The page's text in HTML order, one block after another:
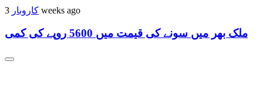
کاروبار 3 weeks ago
ملک بھر میں سونے کی قیمت میں 5600 روپے کی کمی